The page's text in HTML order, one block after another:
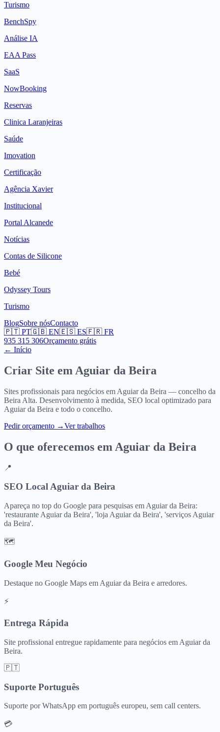
Turismo
BenchSpy
Análise IA
EAA Pass
SaaS
NowBooking
Reservas
Clinica Laranjeiras
Saúde
Imovation
Certificação
Agência Xavier
Institucional
Portal Alcanede
Notícias
Contas de Silicone
Bebé
Odyssey Tours
Turismo
BlogSobre nósContacto
🇵🇹 PT🇬🇧 EN🇪🇸 ES🇫🇷 FR
935 315 306Orçamento grátis
← Início
Criar Site em Aguiar da Beira
Sites profissionais para negócios em Aguiar da Beira — concelho da
Beira Alta. Desenvolvimento à medida, SEO local optimizado para
Aguiar da Beira e todo o concelho.
Pedir orçamento →Ver trabalhos
O que oferecemos em Aguiar da Beira
📍
SEO Local Aguiar da Beira
Apareça no top do Google para pesquisas em Aguiar da Beira:
'restaurante Aguiar da Beira', 'loja Aguiar da Beira', 'serviços Aguiar
da Beira'.
🗺️
Google Meu Negócio
Destaque no Google Maps em Aguiar da Beira e arredores.
⚡
Entrega Rápida
Site profissional entregue rapidamente para negócios em Aguiar da
Beira.
🇵🇹
Suporte Português
Suporte por WhatsApp em português europeu, sem call centers.
💳